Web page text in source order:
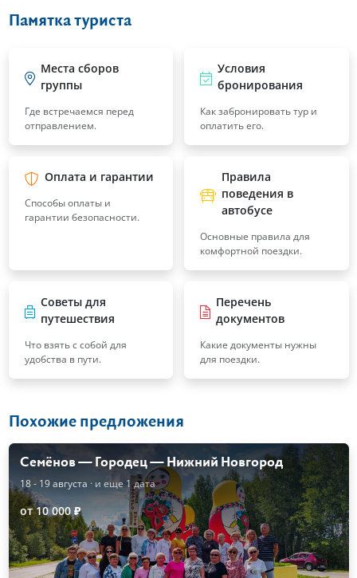
Памятка туриста
Места сборов
группы
Где встречаемся перед
отправлением.
Условия
бронирования
Как забронировать тур и
оплатить его.
Оплата и гарантии
Способы оплаты и
гарантии безопасности.
Правила
поведения в
автобусе
Основные правила для
комфортной поездки.
Советы для
путешествия
Что взять с собой для
удобства в пути.
Перечень
документов
Какие документы нужны
для поездки.
Похожие предложения
Семёнов — Городец — Нижний Новгород
18 - 19 августа · и еще 1 дата
от 10 000 ₽